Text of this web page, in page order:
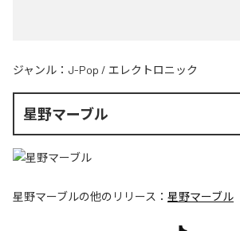
ジャンル： J-Pop / エレクトロニック
星野マーブル
星野マーブルの他のリリース： 星野マーブル